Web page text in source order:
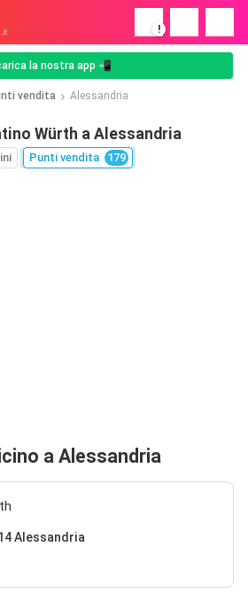
!
la nostra app 📲
vendita Alessandria
Würth a Alessandria
Punti vendita 179
a Alessandria
Alessandria